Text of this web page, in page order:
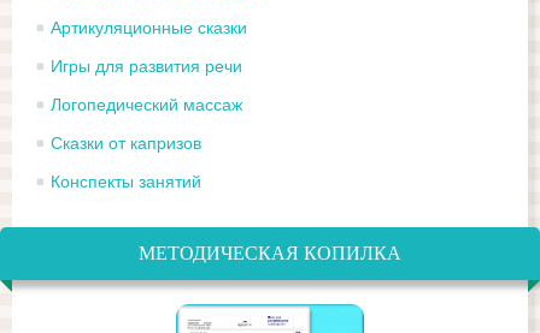
Артикуляционные сказки
Игры для развития речи
Логопедический массаж
Сказки от капризов
Конспекты занятий
МЕТОДИЧЕСКАЯ КОПИЛКА